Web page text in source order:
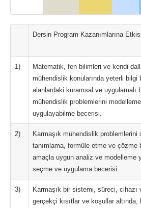
Dersin Program Kazanımlarına Etkisi
1)
Matematik, fen bilimleri ve kendi
mühendislik konularında yeterli bilgi
alanlardaki kuramsal ve uygulamalı
mühendislik problemlerini
uygulayabilme becerisi.
2)
Karmaşık mühendislik problemlerini
tanımlama, formüle etme ve çözme
amaçla uygun analiz ve modelleme
seçme ve uygulama becerisi.
3)
Karmaşık bir sistemi, süreci, cihazı
gerçekçi kısıtlar ve koşullar altında,